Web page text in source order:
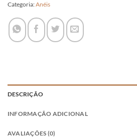
Categoria:Anéis
DESCRIÇÃO
INFORMAÇÃO ADICIONAL
AVALIAÇÕES (0)